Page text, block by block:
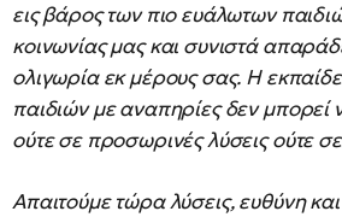
εις βάρος των πιο ευάλωτων
κοινωνίας μας και συνιστά
ολιγωρία εκ μέρους σας. Η
παιδιών με αναπηρίες δεν μπορεί
ούτε σε προσωρινές λύσεις ούτε
Απαιτούμε τώρα λύσεις, ευθύνη